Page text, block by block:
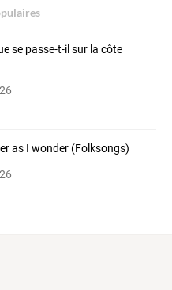
se passe-t-il sur la côte
as I wonder (Folksongs)